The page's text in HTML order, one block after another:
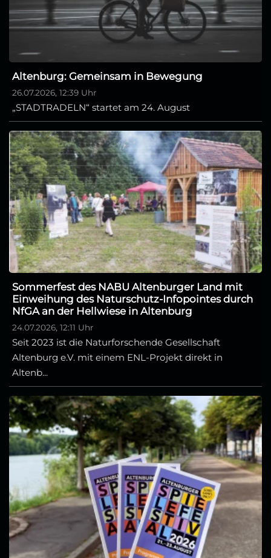
Altenburg: Gemeinsam in Bewegung
26.07.2026, 12:39 Uhr
„STADTRADELN“ startet am 24. August
Sommerfest des NABU Altenburger Land mit
Einweihung des Naturschutz-Infopointes durch
NfGA an der Hellwiese in Altenburg
24.07.2026, 12:11 Uhr
Seit 2023 ist die Naturforschende Gesellschaft
Altenburg e.V. mit einem ENL-Projekt direkt in
Altenb...